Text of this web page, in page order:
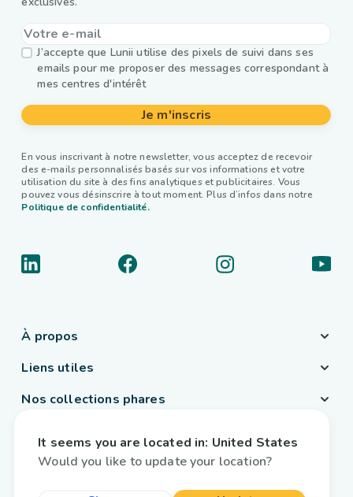
J’accepte que Lunii utilise des pixels de suivi dans ses
emails pour me proposer des messages correspondant à
mes centres d'intérêt
Je m'inscris
En vous inscrivant à notre newsletter, vous acceptez de recevoir
des e-mails personnalisés basés sur vos informations et votre
utilisation du site à des fins analytiques et publicitaires. Vous
pouvez vous désinscrire à tout moment. Plus d’infos dans notre
Politique de confidentialité.
À propos
Liens utiles
Nos collections phares
Belgique Français
It seems you are located in: United States
Would you like to update your location?